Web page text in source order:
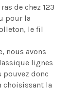
de chez 123
pour la
le fil
nous avons
lignes
pouvez donc
choisissant la